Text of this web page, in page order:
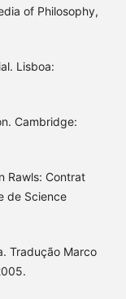
of Philosophy,
Lisboa:
Cambridge:
Rawls: Contrat
de Science
Tradução Marco